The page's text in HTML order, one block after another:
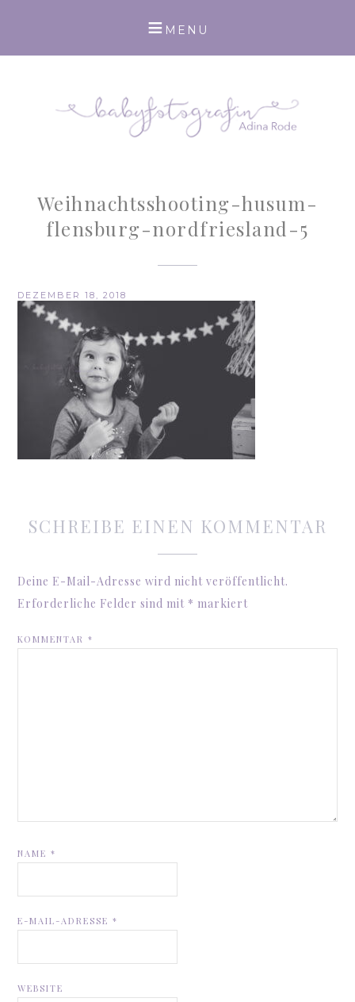
Weihnachtsshooting-husum-
flensburg-nordfriesland-5
DEZEMBER 18, 2018
SCHREIBE EINEN KOMMENTAR
Deine E-Mail-Adresse wird nicht veröffentlicht.
Erforderliche Felder sind mit * markiert
KOMMENTAR*
NAME*
E-MAIL-ADRESSE*
WEBSITE